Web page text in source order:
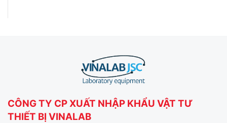
CÔNG TY CP XUẤT NHẬP KHẨU VẬT TƯ
THIẾT BỊ VINALAB